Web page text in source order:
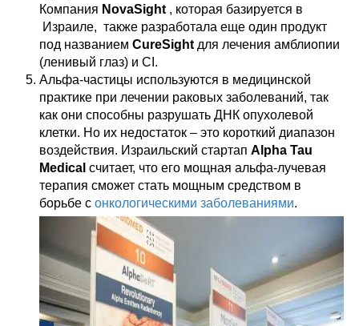
Компания NovaSight , которая базируется в
Израиле, также разработала еще один продукт
под названием CureSight для лечения амблиопии
(ленивый глаз) и CI.
Альфа-частицы используются в медицинской
практике при лечении раковых заболеваний, так
как они способны разрушать ДНК опухолевой
клетки. Но их недостаток – это короткий диапазон
воздействия. Израильский стартап Alpha Tau
Medical считает, что его мощная альфа-лучевая
терапия сможет стать мощным средством в
борьбе с онкологическими заболеваниями.